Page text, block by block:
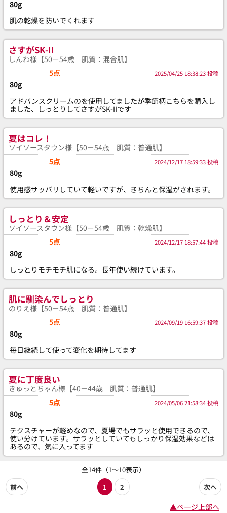
80g
肌の乾燥を防いでくれます
さすがSK-II
しんわ様【50－54歳 肌質：混合肌】
5点
2025/04/25 18:38:23 投稿
80g
アドバンスクリームのを使用してましたが季節柄こちらを購入し
ました、しっとりしてさすがSK-IIです
夏はコレ！
ソイソースタウン様【50－54歳 肌質：普通肌】
5点
2024/12/17 18:59:33 投稿
80g
使用感サッパリしていて軽いですが、きちんと保湿がされます。
しっとり＆安定
ソイソースタウン様【50－54歳 肌質：乾燥肌】
5点
2024/12/17 18:57:44 投稿
80g
しっとりモチモチ肌になる。長年使い続けています。
肌に馴染んでしっとり
のりえ様【50－54歳 肌質：普通肌】
5点
2024/09/19 16:59:37 投稿
80g
毎日継続して使って変化を期待してます
夏に丁度良い
きゅっとちゃん様【40－44歳 肌質：普通肌】
5点
2024/05/06 21:58:34 投稿
80g
テクスチャーが軽めなので、夏場でもサラッと使用できるので、
使い分けています。サラッとしていてもしっかり保湿効果などは
あるので、気に入ってます
全14件（1～10表示）
前へ
1 2 次へ
▲ページ上部へ